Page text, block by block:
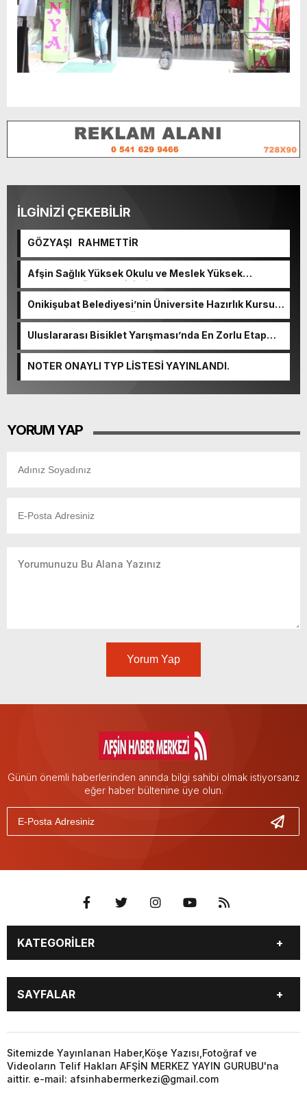
İLGİNİZİ ÇEKEBİLİR
GÖZYAŞI RAHMETTİR
Afşin Sağlık Yüksek Okulu ve Meslek Yüksek
Okulunda görev değişimi!
Onikişubat Belediyesi’nin Üniversite Hazırlık Kursu
başvurularında son gün 7 Ağustos.
Uluslararası Bisiklet Yarışması’nda En Zorlu Etap
NOTER ONAYLI TYP LİSTESİ YAYINLANDI.
YORUM YAP
Yorum Yap
Günün önemli haberlerinden anında bilgi sahibi olmak istiyorsanız
eğer haber bültenine üye olun.
KATEGORİLER
EĞİTİM
EKONOMİ
GÜNCEL
SİYASET
YEREL HABERLER
KÜNYE
…
3. SAYFA
KÜLTÜR
SAYFALAR
GÜNCEL
ÖZEL HABER
SİYASET
YEREL HABERLER
KÜNYE
…
Sitemizde Yayınlanan Haber,Köşe Yazısı,Fotoğraf ve
Videoların Telif Hakları AFŞİN MERKEZ YAYIN GURUBU'na
aittir. e-mail: afsinhabermerkezi@gmail.com